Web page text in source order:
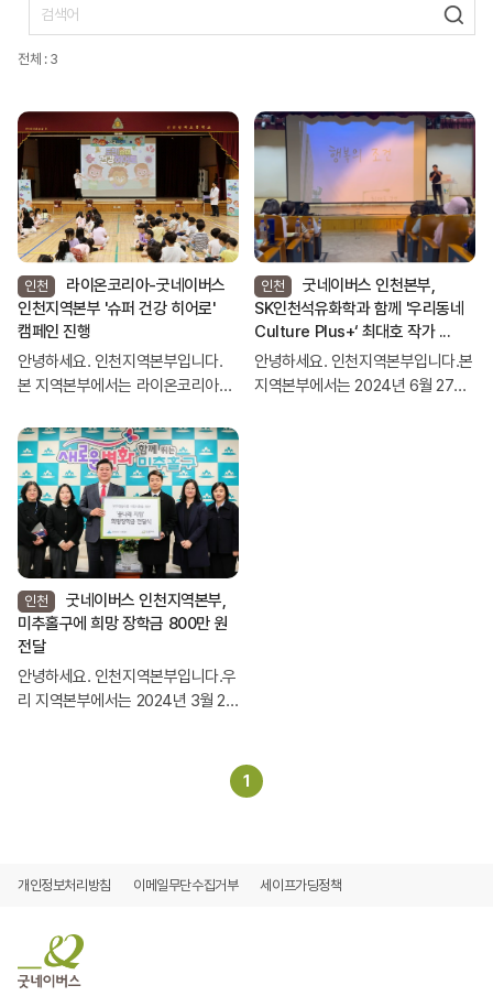
전체 : 3
인천
라이온코리아-굿네이버스
인천지역본부 '슈퍼 건강 히어로'
캠페인 진행
안녕하세요. 인천지역본부입니다.
본 지역본부에서는 라이온코리아
진행하였습니다. 이와 관련된 보도
자료 게재되어 공유드립니다. 감사
합니다. 라이온코리아가 굿네이버스
인천지역본...
인천
굿네이버스 인천본부,
SK인천석유화학과 함께 '우리동네
Culture Plus+‘ 최대호 작가 ...
안녕하세요. 인천지역본부입니다.본
지역본부에서는 2024년 6월 27일
인천
굿네이버스 인천지역본부,
미추홀구에 희망 장학금 800만 원
전달
안녕하세요. 인천지역본부입니다.우
리 지역본부에서는 2024년 3월 26
1
개인정보처리방침 이메일무단수집거부 세이프가딩정책